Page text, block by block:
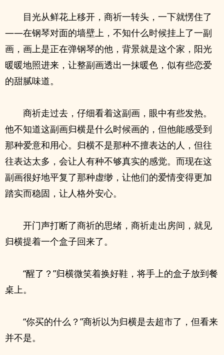
目光从鲜花上移开，商祈一转头，一下就愣住了
——在钢琴对面的墙壁上，不知什么时候挂上了一副
画，画上是正在弹钢琴的他，背景就是这个家，阳光
暖暖地照进来，让整副画透出一抹暖色，似有些恋爱
的甜腻味道。
商祈走过去，仔细看着这副画，眼中有些发热。
他不知道这副画归横是什么时候画的，但他能感受到
那种爱意和用心。归横不是那种不擅表达的人，但往
往表达太多，会让人有种不够真实的感觉。而现在这
副画很好地平复了那种虚缈，让他们的爱情变得更加
踏实而稳固，让人格外安心。
开门声打断了商祈的思绪，商祈走出房间，就见
归横提着一个盒子回来了。
“醒了？”归横微笑着换好鞋，将手上的盒子放到餐
桌上。
“你买的什么？”商祈以为归横是去超市了，但看来
并不是。